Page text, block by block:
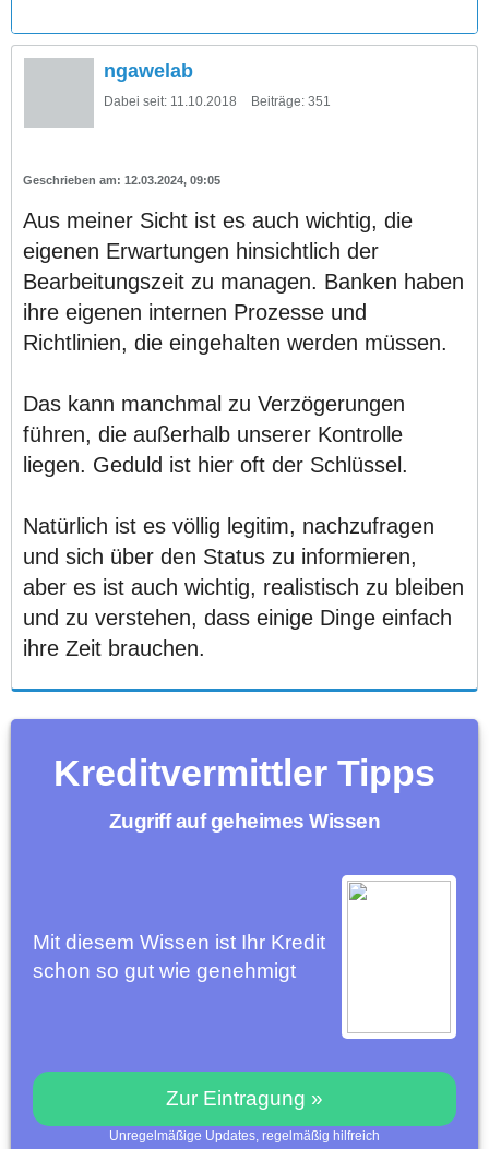
ngawelab
Dabei seit: 11.10.2018 Beiträge: 351
12.03.2024, 09:05
Aus meiner Sicht ist es auch wichtig, die
eigenen Erwartungen hinsichtlich der
Bearbeitungszeit zu managen. Banken haben
ihre eigenen internen Prozesse und
Richtlinien, die eingehalten werden müssen.
Das kann manchmal zu Verzögerungen
führen, die außerhalb unserer Kontrolle
liegen. Geduld ist hier oft der Schlüssel.
Natürlich ist es völlig legitim, nachzufragen
und sich über den Status zu informieren,
aber es ist auch wichtig, realistisch zu bleiben
und zu verstehen, dass einige Dinge einfach
ihre Zeit brauchen.
Kreditvermittler Tipps
Zugriff auf geheimes Wissen
Mit diesem Wissen ist Ihr Kredit
schon so gut wie genehmigt
Zur Eintragung »
Unregelmäßige Updates, regelmäßig hilfreich